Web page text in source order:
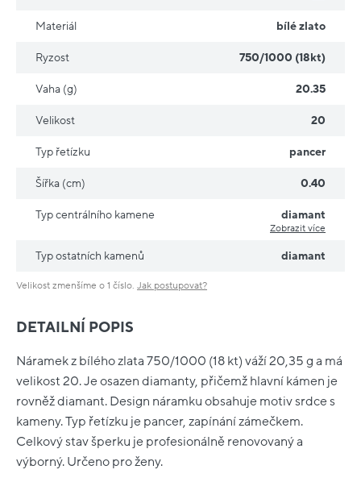
DETAILNÍ POPIS
Náramek z bílého zlata 750/1000 (18 kt) váží 20,35 g a má
velikost 20. Je osazen diamanty, přičemž hlavní kámen je
rovněž diamant. Design náramku obsahuje motiv srdce s
kameny. Typ řetízku je pancer, zapínání zámečkem.
Celkový stav šperku je profesionálně renovovaný a
výborný. Určeno pro ženy.
Materiál bílé zlato
Ryzost 750/1000 (18kt)
Vaha (g) 20.35
Velikost 20
Typ řetízku pancer
Šířka (cm) 0.40
Typ centrálního kamene diamant
Zobrazit více
Typ ostatních kamenů diamant
Velikost zmenšíme o 1 číslo. Jak postupovat?